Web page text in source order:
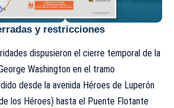
y restricciones
dispusieron el cierre temporal de la
Washington en el tramo
desde la avenida Héroes de Luperón
los Héroes) hasta el Puente Flotante